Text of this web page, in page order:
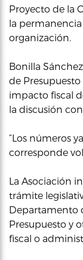
Proyecto de la
la permanencia
organización.
Bonilla
de Presupuesto
impacto fiscal
la discusión
“Los números
corresponde
La Asociación
trámite
Departamento
Presupuesto y
fiscal o